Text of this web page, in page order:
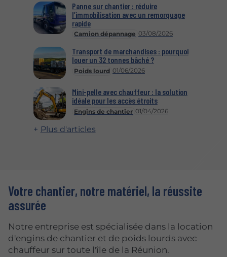
Camion dépannage 03/08/2026
Panne sur chantier : réduire
l’immobilisation avec un remorquage
rapide
Poids lourd 01/06/2026
Transport de marchandises : pourquoi
louer un 32 tonnes bâché ?
Engins de chantier 01/04/2026
Mini-pelle avec chauffeur : la solution
idéale pour les accès étroits
Plus d'articles
Votre chantier, notre matériel, la réussite
assurée
Notre entreprise est spécialisée dans la location
d'engins de chantier et de poids lourds avec
chauffeur sur toute l'île de la Réunion.